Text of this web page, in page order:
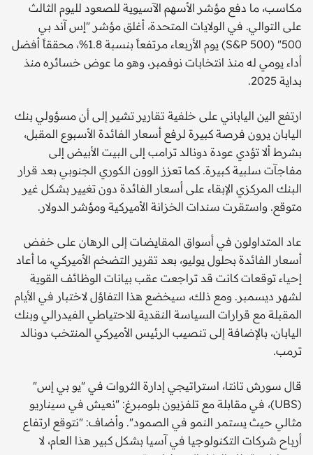
مكاسب، ما دفع مؤشر الأسهم الآسيوية للصعود لليوم الثالث
على التوالي. في الولايات المتحدة، أغلق مؤشر "إس آند بي
500" (S&P 500) يوم الأربعاء مرتفعاً بنسبة 1.8%، محققاً أفضل
أداء يومي له منذ انتخابات نوفمبر، وهو ما عوض خسائره منذ
بداية 2025.
ارتفع الين الياباني على خلفية تقارير تشير إلى أن مسؤولي بنك
اليابان يرون فرصة كبيرة لرفع أسعار الفائدة الأسبوع المقبل،
بشرط ألا تؤدي عودة دونالد ترامب إلى البيت الأبيض إلى
مفاجآت سلبية كبيرة. كما تعزز الوون الكوري الجنوبي بعد قرار
البنك المركزي الإبقاء على أسعار الفائدة دون تغيير بشكل غير
متوقع. واستقرت سندات الخزانة الأميركية ومؤشر الدولار.
عاد المتداولون في أسواق المقايضات إلى الرهان على خفض
أسعار الفائدة بحلول يوليو، بعد تقرير التضخم الأميركي، ما أعاد
إحياء توقعات كانت قد تراجعت عقب بيانات الوظائف القوية
لشهر ديسمبر. ومع ذلك، سيخضع هذا التفاؤل لاختبار في الأيام
المقبلة مع قرارات السياسة النقدية للاحتياطي الفيدرالي وبنك
اليابان، بالإضافة إلى تنصيب الرئيس الأميركي المنتخب دونالد
ترمب.
قال سورش تانتا، استراتيجي إدارة الثروات في "يو بي إس"
(UBS)، في مقابلة مع تلفزيون بلومبرغ: "نعيش في سيناريو
مثالي حيث يستمر النمو في الصمود". وأضاف: "نتوقع ارتفاع
أرباح شركات التكنولوجيا في آسيا بشكل كبير هذا العام، لا